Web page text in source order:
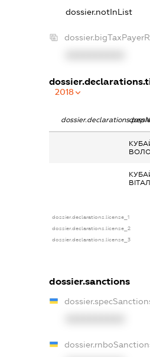
dossier.notInList
2018
dossier.declarations.license_1
dossier.declarations.license_2
dossier.declarations.license_3
dossier.sanctions